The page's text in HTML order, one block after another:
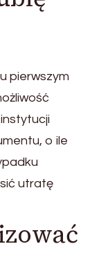
pierwszym
o ile
utratę